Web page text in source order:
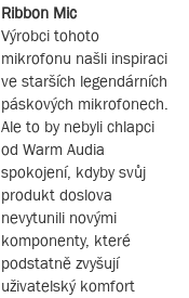
Ribbon Mic
Výrobci tohoto
mikrofonu našli inspiraci
ve starších legendárních
páskových mikrofonech.
Ale to by nebyli chlapci
od Warm Audia
spokojení, kdyby svůj
produkt doslova
nevytunili novými
komponenty, které
podstatně zvyšují
uživatelský komfort